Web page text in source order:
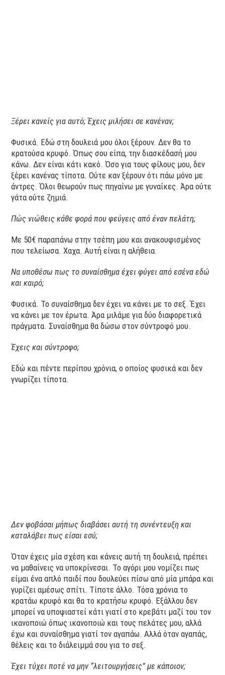
Ξέρει κανείς για αυτό; Έχεις μιλήσει σε κανέναν;
Φυσικά. Εδώ στη δουλειά μου όλοι ξέρουν. Δεν θα το
κρατούσα κρυφό. Όπως σου είπα, την διασκέδασή μου
κάνω. Δεν είναι κάτι κακό. Όσο για τους φίλους μου, δεν
ξέρει κανένας τίποτα. Ούτε καν ξέρουν ότι πάω μόνο με
άντρες. Όλοι θεωρούν πως πηγαίνω με γυναίκες. Άρα ούτε
γάτα ούτε ζημιά.
Πώς νιώθεις κάθε φορά που φεύγεις από έναν πελάτη;
Με 50€ παραπάνω στην τσέπη μου και ανακουφισμένος
που τελείωσα. Χαχα. Αυτή είναι η αλήθεια.
Να υποθέσω πως το συναίσθημα έχει φύγει από εσένα εδώ
και καιρό;
Φυσικά. Το συναίσθημα δεν έχει να κάνει με το σεξ. Έχει
να κάνει με τον έρωτα. Άρα μιλάμε για δύο διαφορετικά
πράγματα. Συναίσθημα θα δώσω στον σύντροφό μου.
Έχεις και σύντροφο;
Εδώ και πέντε περίπου χρόνια, ο οποίος φυσικά και δεν
γνωρίζει τίποτα.
Δεν φοβάσαι μήπως διαβάσει αυτή τη συνέντευξη και
καταλάβει πως είσαι εσύ;
Όταν έχεις μία σχέση και κάνεις αυτή τη δουλειά, πρέπει
να μαθαίνεις να υποκρίνεσαι. Το αγόρι μου νομίζει πως
είμαι ένα απλό παιδί που δουλεύει πίσω από μία μπάρα και
γυρίζει αμέσως σπίτι. Τίποτε άλλο. Τόσα χρόνια το
κρατάω κρυφό και θα το κρατήσω κρυφό. Εξάλλου δεν
μπορεί να υποψιαστεί κάτι γιατί στο κρεβάτι μαζί του τον
ικανοποιώ όπως ικανοποιώ και τους πελάτες μου, αλλά
έχω και συναίσθημα γιατί τον αγαπάω. Αλλά όταν αγαπάς,
θέλεις και το διάλειμμά σου για το σεξ.
Έχει τύχει ποτέ να μην “λειτουργήσεις” με κάποιον;